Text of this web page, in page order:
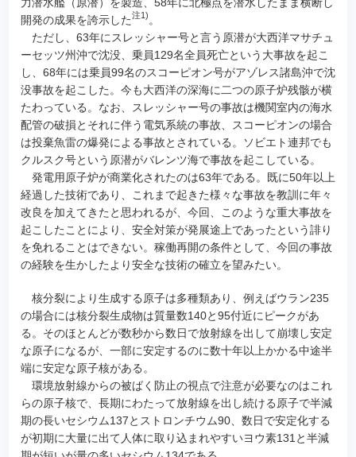
開発の成果を誇示した注1) 。
ただし、63年にスレッシャー号と言う原潜が大西洋マサチュ
ーセッツ州沖で沈没、乗員129名全員死亡という大事故を起こ
し、68年には乗員99名のスコーピオン号がアゾレス諸島沖で沈
没事故を起こした。今も大西洋の深海に二つの原子炉残骸が横
たわっている。なお、スレッシャー号の事故は機関室内の海水
配管の破損とそれに伴う電気系統の事故、スコーピオンの場合
は投棄魚雷の爆発による事故とされている。ソビエト連邦でも
クルスク号という原潜がバレンツ海で事故を起こしている。
発電用原子炉が商業化されたのは63年である。既に50年以上
経過した技術であり、これまで起きた様々な事故を教訓に年々
改良を加えてきたと思われるが、今回、このような重大事故を
起こしたことにより、安全対策が発展途上であったという誹り
を免れることはできない。稼働再開の条件として、今回の事故
の経験を生かしたより安全な技術の確立を望みたい。
核分裂により生成する原子は多種類あり、例えばウラン235
の場合には核分裂生成物は質量数140と95付近にピークがあ
る。そのほとんどが数秒から数日で放射線を出して崩壊し安定
な原子になるが、一部に安定するのに数十年以上かかる中途半
端に安定な原子核がある。
環境放射線からの被ばく防止の視点で注意が必要なのはこれ
らの原子核で、長期にわたって放射線を出し続ける原子で半減
期の長いセシウム137とストロンチウム90、数日で安定化する
が初期に大量に出て人体に取り込まれやすいヨウ素131と半減